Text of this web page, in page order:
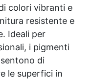
colori vibranti e
resistente e
Ideali per
i pigmenti
di
le superfici in